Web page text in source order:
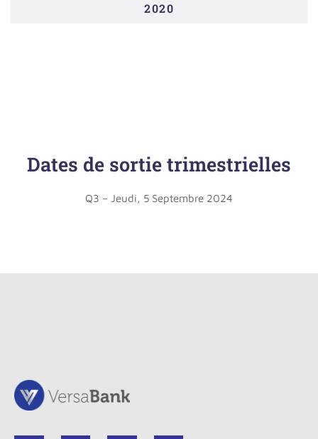
2020
Dates de sortie trimestrielles
Q3 – Jeudi, 5 Septembre 2024